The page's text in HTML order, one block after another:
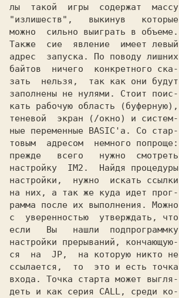
лы  такой  игры  содержат  массу
"излишеств",   выкинув   которые
можно  сильно выиграть в объеме.
Также  сие  явление  имеет левый
адрес  запуска. По поводу лишних
байтов  ничего  конкретного ска-
зать  нельзя,  так как они будут
заполнены не нулями. Стоит поис-
кать рабочую область (буферную),
теневой  экран (/окно) и систем-
ные переменные BASIC'а. Со стар-
товым  адресом  немного попроще:
прежде   всего   нужно  смотреть
настройку  IM2.  Найдя процедуры
настройки,  нужно  искать ссылки
на них, а так же куда идет прог-
рамма после их выполнения. Можно
с  уверенностью  утверждать, что
если   Вы   нашли  подпрограммку
настройки прерываний, кончающую-
ся  на  JP,  на которую никто не
ссылается,  то  это и есть точка
входа. Точка старта может выгля-
деть и как серия CALL, среди ко-